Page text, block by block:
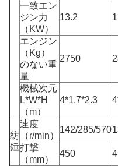
一致エン
ジン力
（KW）
13.2
エンジン
（Kg）
のない重
量
2750
機械次元
L*W*H
（m）
4*1.7*2.3
紡
錘
速度
（r/min）
142/285/570
打撃
（mm）
450